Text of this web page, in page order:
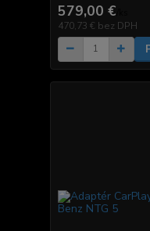
579,00 €
470,73 € bez DPH